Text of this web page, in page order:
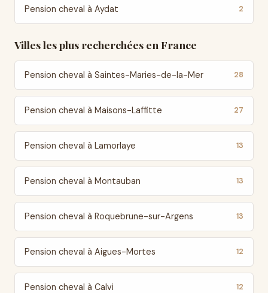
Pension cheval à Aydat 2
Villes les plus recherchées en France
Pension cheval à Saintes-Maries-de-la-Mer 28
Pension cheval à Maisons-Laffitte 27
Pension cheval à Lamorlaye 13
Pension cheval à Montauban 13
Pension cheval à Roquebrune-sur-Argens 13
Pension cheval à Aigues-Mortes 12
Pension cheval à Calvi 12